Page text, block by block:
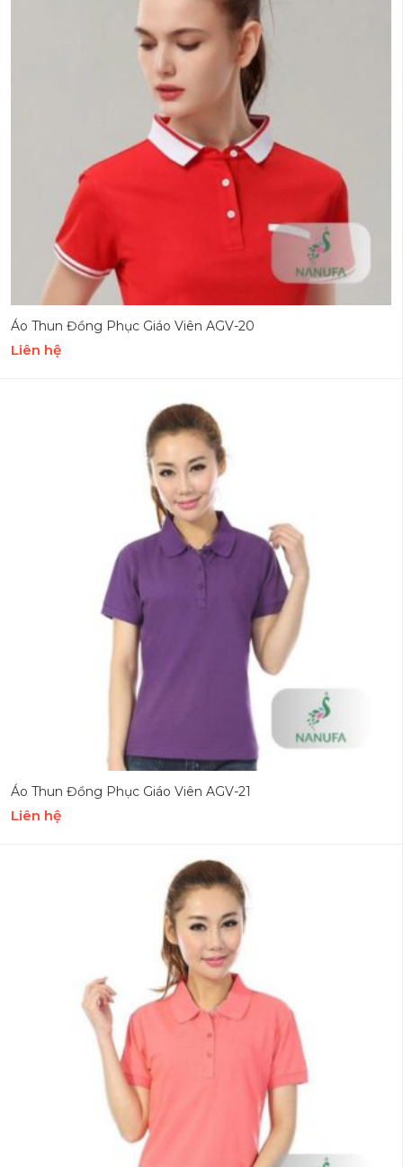
Áo Thun Đồng Phục Giáo Viên AGV-20
Liên hệ
Áo Thun Đồng Phục Giáo Viên AGV-21
Liên hệ